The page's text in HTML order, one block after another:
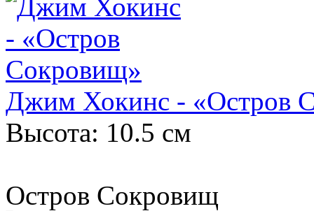
Джим Хокинс - «Остров
Высота: 10.5 см
Остров Сокровищ